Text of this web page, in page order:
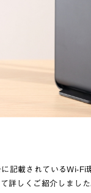
記載されているWi-Fi
詳しくご紹介しました